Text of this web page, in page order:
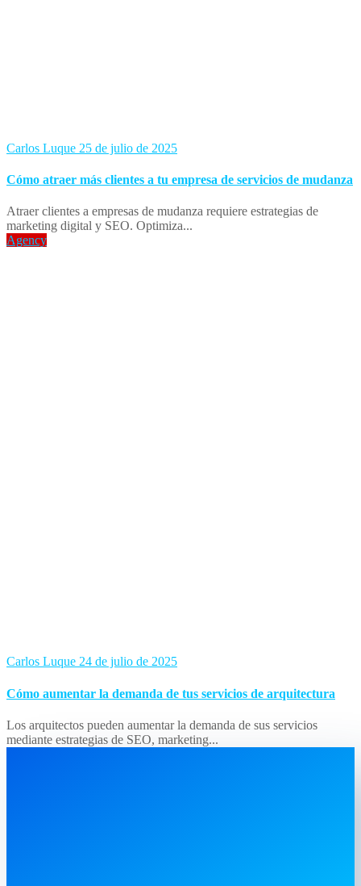
Carlos Luque 25 de julio de 2025
Cómo atraer más clientes a tu empresa de servicios de mudanza
Atraer clientes a empresas de mudanza requiere estrategias de
marketing digital y SEO. Optimiza...
Agency
Carlos Luque 24 de julio de 2025
Cómo aumentar la demanda de tus servicios de arquitectura
Los arquitectos pueden aumentar la demanda de sus servicios
mediante estrategias de SEO, marketing...